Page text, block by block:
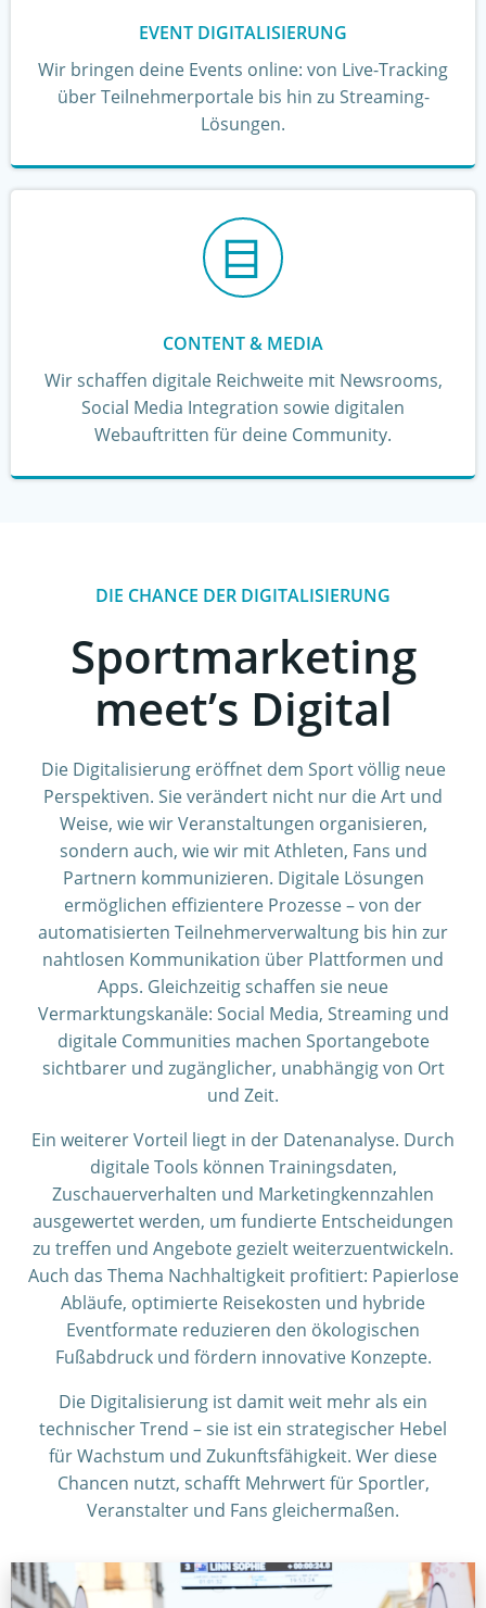
EVENT DIGITALISIERUNG
Wir bringen deine Events online: von Live-Tracking
über Teilnehmerportale bis hin zu Streaming-
Lösungen.
CONTENT & MEDIA
Wir schaffen digitale Reichweite mit Newsrooms,
Social Media Integration sowie digitalen
Webauftritten für deine Community.
DIE CHANCE DER DIGITALISIERUNG
Sportmarketing
meet’s Digital
Die Digitalisierung eröffnet dem Sport völlig neue
Perspektiven. Sie verändert nicht nur die Art und
Weise, wie wir Veranstaltungen organisieren,
sondern auch, wie wir mit Athleten, Fans und
Partnern kommunizieren. Digitale Lösungen
ermöglichen effizientere Prozesse – von der
automatisierten Teilnehmerverwaltung bis hin zur
nahtlosen Kommunikation über Plattformen und
Apps. Gleichzeitig schaffen sie neue
Vermarktungskanäle: Social Media, Streaming und
digitale Communities machen Sportangebote
sichtbarer und zugänglicher, unabhängig von Ort
und Zeit.
Ein weiterer Vorteil liegt in der Datenanalyse. Durch
digitale Tools können Trainingsdaten,
Zuschauerverhalten und Marketingkennzahlen
ausgewertet werden, um fundierte Entscheidungen
zu treffen und Angebote gezielt weiterzuentwickeln.
Auch das Thema Nachhaltigkeit profitiert: Papierlose
Abläufe, optimierte Reisekosten und hybride
Eventformate reduzieren den ökologischen
Fußabdruck und fördern innovative Konzepte.
Die Digitalisierung ist damit weit mehr als ein
technischer Trend – sie ist ein strategischer Hebel
für Wachstum und Zukunftsfähigkeit. Wer diese
Chancen nutzt, schafft Mehrwert für Sportler,
Veranstalter und Fans gleichermaßen.